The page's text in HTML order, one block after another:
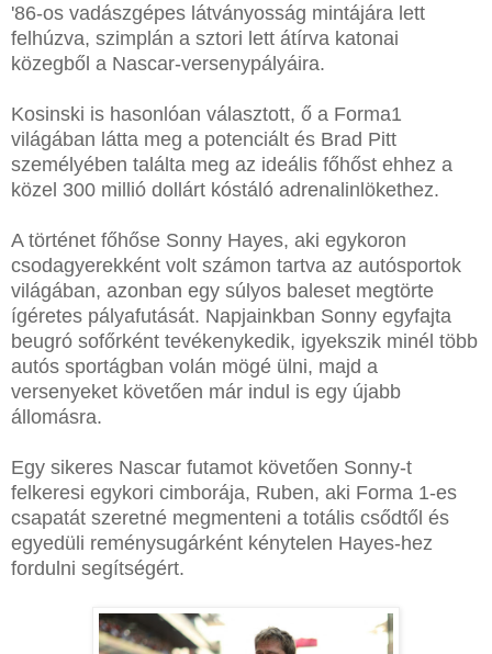
'86-os vadászgépes látványosság mintájára lett
felhúzva, szimplán a sztori lett átírva katonai
közegből a Nascar-versenypályáira.
Kosinski is hasonlóan választott, ő a Forma1
világában látta meg a potenciált és Brad Pitt
személyében találta meg az ideális főhőst ehhez a
közel 300 millió dollárt kóstáló adrenalinlökethez.
A történet főhőse Sonny Hayes, aki egykoron
csodagyerekként volt számon tartva az autósportok
világában, azonban egy súlyos baleset megtörte
ígéretes pályafutását. Napjainkban Sonny egyfajta
beugró sofőrként tevékenykedik, igyekszik minél több
autós sportágban volán mögé ülni, majd a
versenyeket követően már indul is egy újabb
állomásra.
Egy sikeres Nascar futamot követően Sonny-t
felkeresi egykori cimborája, Ruben, aki Forma 1-es
csapatát szeretné megmenteni a totális csődtől és
egyedüli reménysugárként kénytelen Hayes-hez
fordulni segítségért.